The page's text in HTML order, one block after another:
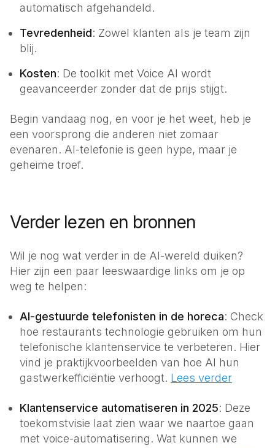
automatisch afgehandeld.
Tevredenheid: Zowel klanten als je team zijn
blij.
Kosten: De toolkit met Voice AI wordt
geavanceerder zonder dat de prijs stijgt.
Begin vandaag nog, en voor je het weet, heb je
een voorsprong die anderen niet zomaar
evenaren. AI-telefonie is geen hype, maar je
geheime troef.
Verder lezen en bronnen
Wil je nog wat verder in de AI-wereld duiken?
Hier zijn een paar leeswaardige links om je op
weg te helpen:
AI-gestuurde telefonisten in de horeca: Check
hoe restaurants technologie gebruiken om hun
telefonische klantenservice te verbeteren. Hier
vind je praktijkvoorbeelden van hoe AI hun
gastwerkefficiëntie verhoogt. Lees verder
Klantenservice automatiseren in 2025: Deze
toekomstvisie laat zien waar we naartoe gaan
met voice-automatisering. Wat kunnen we